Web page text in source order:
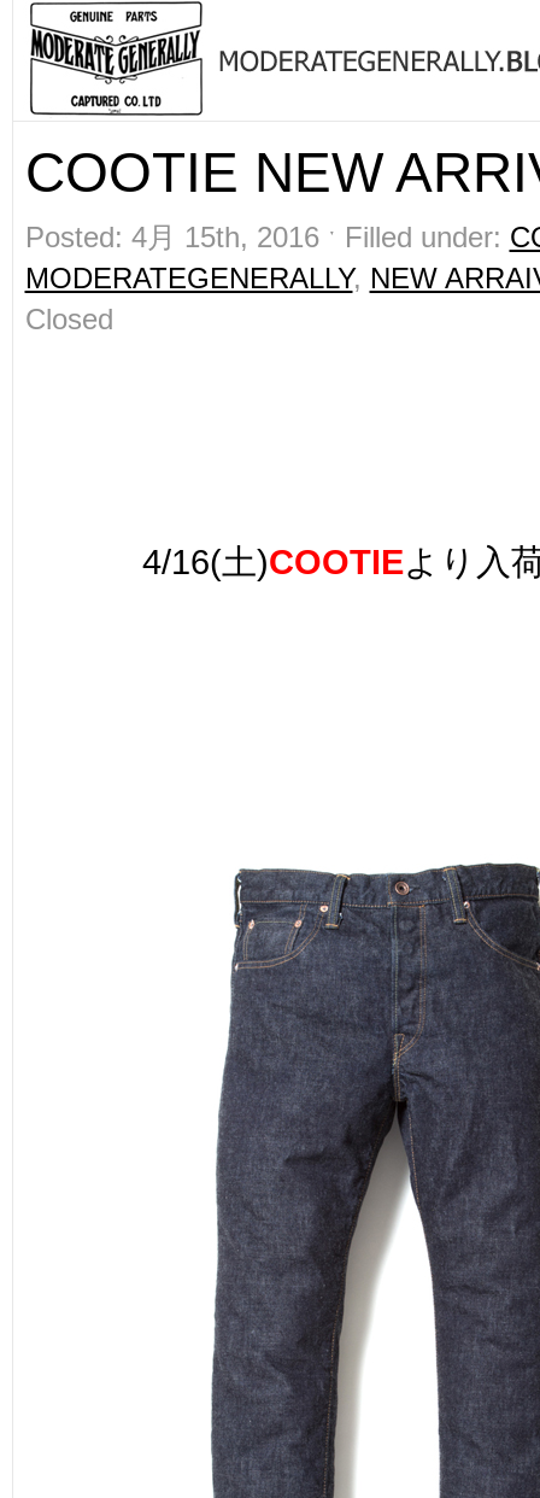
COOTIE NEW
Posted: 4月 15th, 2016 ˑ Filled under:
MODERATEGENERALLY, NEW
Closed
4/16(土)COOTIEより入